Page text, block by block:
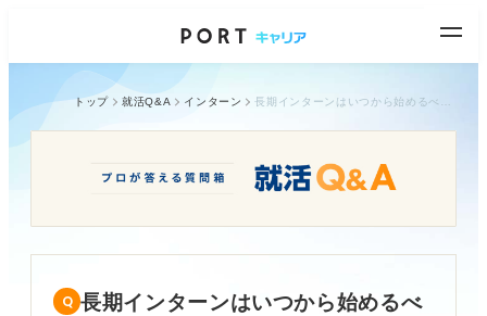
トップ 就活Q&A インターン
長期インターンはいつから始めるべ